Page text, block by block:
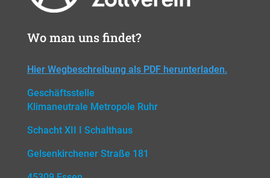
Wo man uns findet?
Hier Wegbeschreibung als PDF herunterladen.
Geschäftsstelle
Klimaneutrale Metropole Ruhr
Schacht XII I Schalthaus
Gelsenkirchener Straße 181